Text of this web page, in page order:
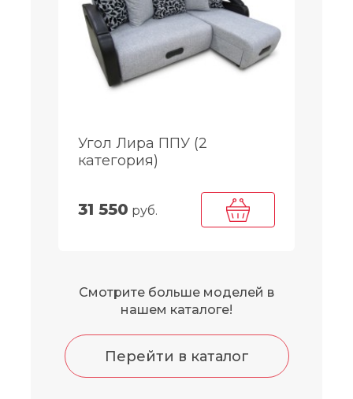
Угол Лира ППУ (2
категория)
31 550 руб.
Смотрите больше моделей в
нашем каталоге!
Перейти в каталог